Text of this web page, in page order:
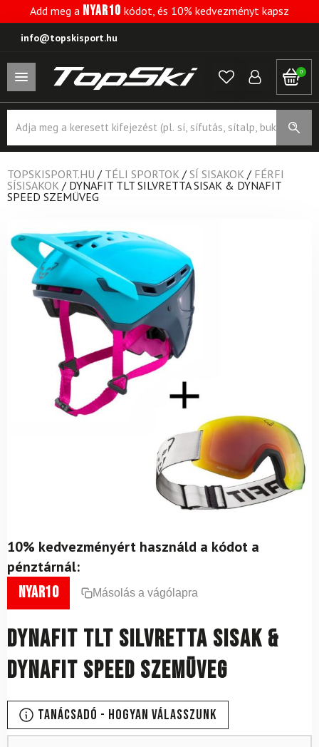
Add meg a NYAR10 kódot, és 10% kedvezményt kapsz
info@topskisport.hu
0
search
TOPSKISPORT.HU / TÉLI SPORTOK / SÍ SISAKOK / FÉRFI
SÍSISAKOK / DYNAFIT TLT SILVRETTA SISAK & DYNAFIT
SPEED SZEMÜVEG
10% kedvezményért használd a kódot a
pénztárnál:
nyar10 Másolás a vágólapra
DYNAFIT TLT Silvretta sisak &
DYNAFIT Speed szemüveg
Tanácsadó - Hogyan válasszunk